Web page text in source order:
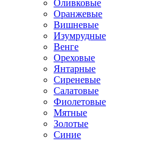
Оливковые
Оранжевые
Вишневые
Изумрудные
Венге
Ореховые
Янтарные
Сиреневые
Салатовые
Фиолетовые
Мятные
Золотые
Синие